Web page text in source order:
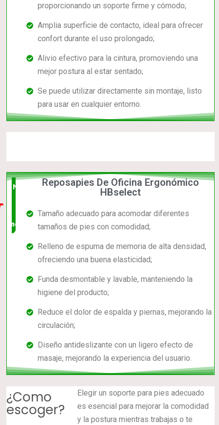
proporcionando un soporte firme y cómodo;
Amplia superficie de contacto, ideal para ofrecer
confort durante el uso prolongado;
Alivio efectivo para la cintura, promoviendo una
mejor postura al estar sentado;
Se puede utilizar directamente sin montaje, listo
para usar en cualquier entorno.
Nuevo
mercado
Reposapies De Oficina Ergonómico
HBselect
Tamaño adecuado para acomodar diferentes
tamaños de pies con comodidad;
Relleno de espuma de memoria de alta densidad,
ofreciendo una buena elasticidad;
Funda desmontable y lavable, manteniendo la
higiene del producto;
Reduce el dolor de espalda y piernas, mejorando la
circulación;
Diseño antideslizante con un ligero efecto de
masaje, mejorando la experiencia del usuario.
¿Como
escoger?
Elegir un soporte para pies adecuado
es esencial para mejorar la comodidad
y la postura mientras trabajas o te